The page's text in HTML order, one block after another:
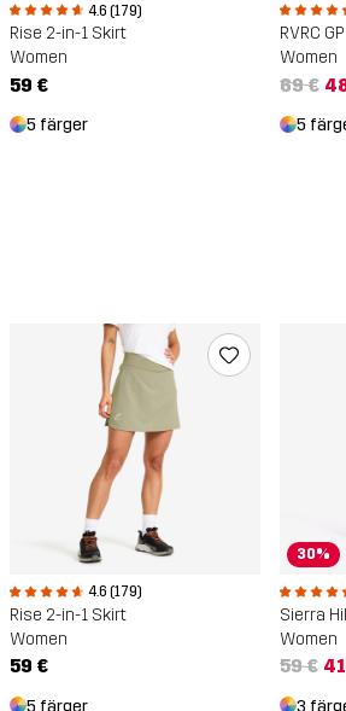
4.6 (179)
Rise 2-in-1 Skirt
Women
59 €
5 färger
RVRC
Women
69 €
5
4.6 (179)
Rise 2-in-1 Skirt
Women
59 €
5 färger
30%
Sierra
Women
59 €
3